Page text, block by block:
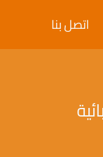
اتصل بنا